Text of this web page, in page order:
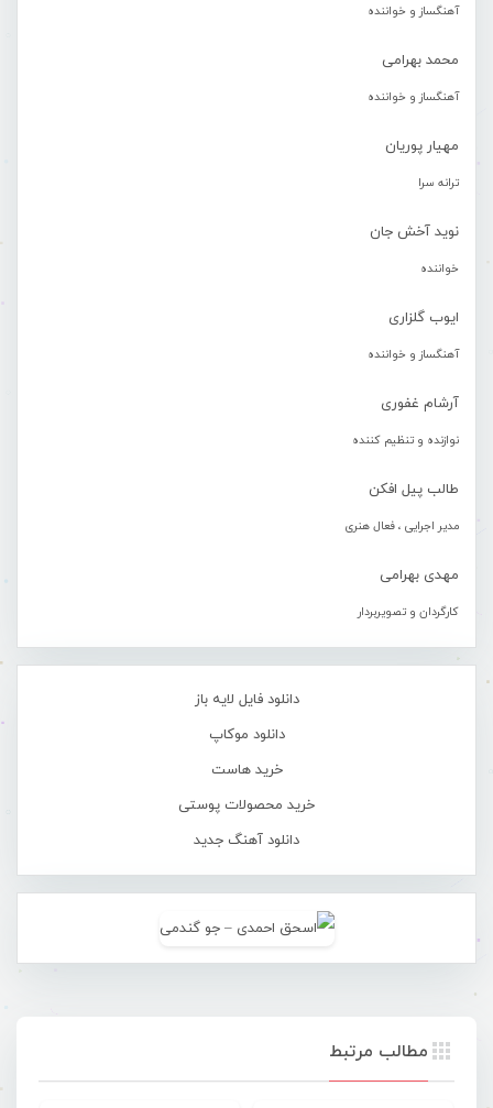
آهنگساز و خواننده
محمد بهرامی
آهنگساز و خواننده
مهیار پوریان
ترانه سرا
نوید آخش جان
خواننده
ایوب گلزاری
آهنگساز و خواننده
آرشام غفوری
نوازنده و تنظیم کننده
طالب پیل افکن
مدیر اجرایی ، فعال هنری
مهدی بهرامی
کارگردان و تصویربردار
دانلود فایل لایه باز
دانلود موکاپ
خرید هاست
خرید محصولات پوستی
دانلود آهنگ جدید
مطالب مرتبط